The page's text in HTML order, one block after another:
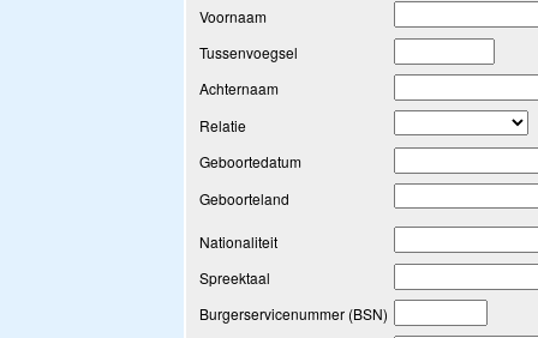
Voornaam
Tussenvoegsel
Achternaam
Relatie
Geboortedatum
Geboorteland
Nationaliteit
Spreektaal
Burgerservicenummer (BSN)